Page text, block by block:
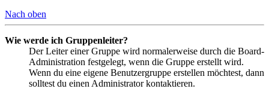
Nach oben
Wie werde ich Gruppenleiter?
Der Leiter einer Gruppe wird normalerweise durch die Board-
Administration festgelegt, wenn die Gruppe erstellt wird.
Wenn du eine eigene Benutzergruppe erstellen möchtest, dann
solltest du einen Administrator kontaktieren.